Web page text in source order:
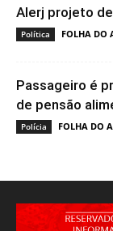
Alerj projeto
Política FOLHA DO
Passageiro é
de pensão
Polícia FOLHA DO